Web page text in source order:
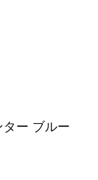
ー ブルー